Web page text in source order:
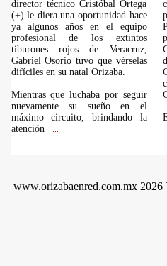
director técnico Cristóbal Ortega
(+) le diera una oportunidad hace
ya algunos años en el equipo
profesional de los extintos
tiburones rojos de Veracruz,
Gabriel Osorio tuvo que vérselas
difíciles en su natal Orizaba.
Mientras que luchaba por seguir
nuevamente su sueño en el
máximo circuito, brindando la
atención
www.orizabaenred.com.mx 2026